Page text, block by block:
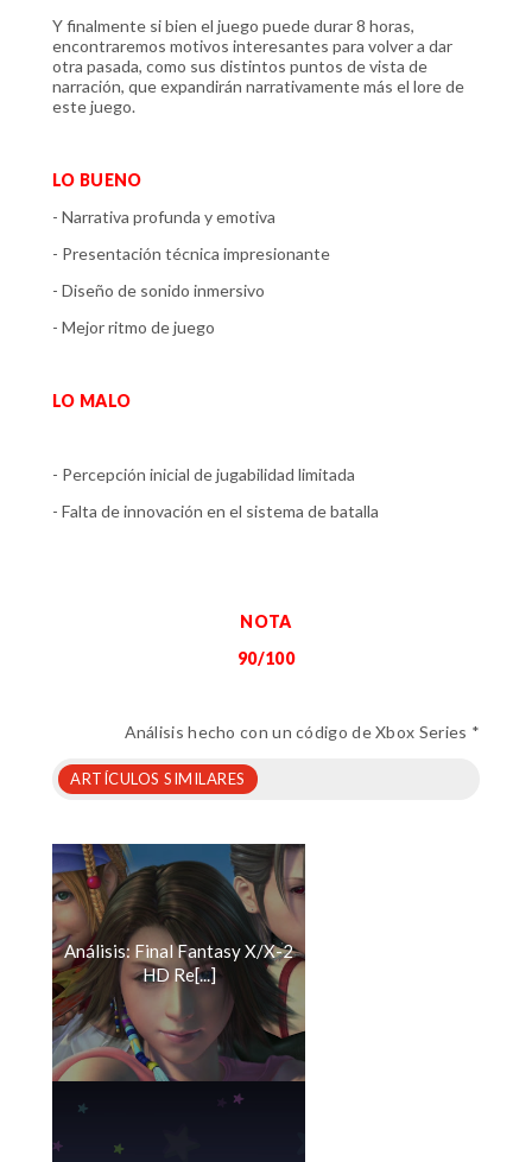
Y finalmente si bien el juego puede durar 8 horas,
encontraremos motivos interesantes para volver a dar
otra pasada, como sus distintos puntos de vista de
narración, que expandirán narrativamente más el lore de
este juego.
LO BUENO
- Narrativa profunda y emotiva
- Presentación técnica impresionante
- Diseño de sonido inmersivo
- Mejor ritmo de juego
LO MALO
- Percepción inicial de jugabilidad limitada
- Falta de innovación en el sistema de batalla
NOTA
90/100
Análisis hecho con un código de Xbox Series *
ARTÍCULOS SIMILARES
Análisis: Final Fantasy X/X-2
HD Re[...]